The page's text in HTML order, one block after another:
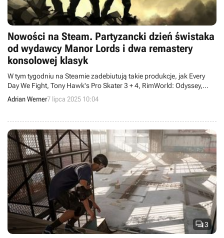
Nowości na Steam. Partyzancki dzień świstaka
od wydawcy Manor Lords i dwa remastery
konsolowej klasyk
W tym tygodniu na Steamie zadebiutują takie produkcje, jak Every
Day We Fight, Tony Hawk's Pro Skater 3 + 4, RimWorld: Odyssey,
PATAPON 1+2 REPLAY, Mycopunk czy American Truck Simulator:
Adrian Werner7 lipca 2025 10:04
3